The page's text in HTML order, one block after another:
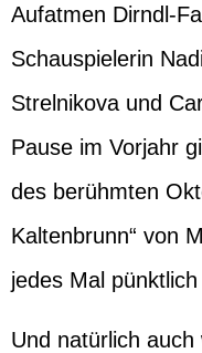
Aufatmen Dirndl-
Schauspielerin
Strelnikova und
Pause im Vorjahr
des berühmten
Kaltenbrunn“ von
jedes Mal
Und natürlich